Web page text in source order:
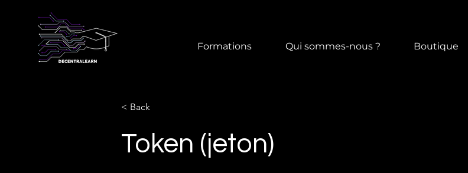
Formations Qui sommes-nous ? Boutique
< Back
Token (jeton)